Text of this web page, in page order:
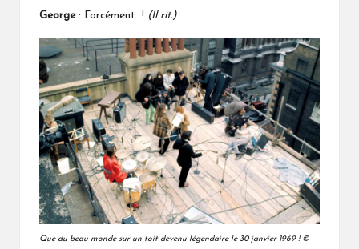
George : Forcément ! (Il rit.)
Que du beau monde sur un toit devenu légendaire le 30 janvier 1969 ! ©